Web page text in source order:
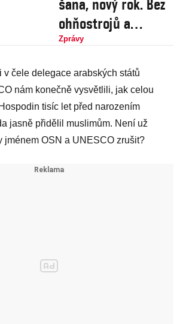
šana, nový rok. Bez
ohňostrojů a
pyrotechniky
Zprávy
v čele delegace arabských států
nám konečně vysvětlili, jak celou
tisíc let před narozením
jasně přidělil muslimům. Není už
jménem OSN a UNESCO zrušit?